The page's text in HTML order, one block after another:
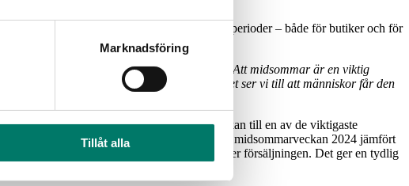
Marknadsföring
Tillåt alla
veckan till en av årets absolut viktigaste perioder – både för butiker och för
jordgubbar brukar öka under perioden. Att midsommar är en viktig
att hålla öppet i butiker runtom i landet ser vi till att människor får den
Dagligvaruindex. Det gör midsommarveckan till en av de viktigaste
av gräslök med hela 890 % under midsommarveckan 2024 jämfört
%) visar hur starkt midsommarmaten driver försäljningen. Det ger en tydlig